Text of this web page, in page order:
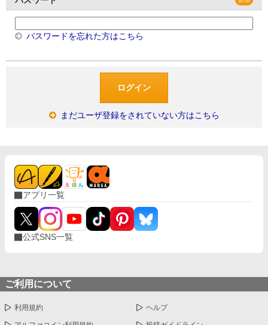
パスワードを忘れた方はこちら
まだユーザ登録をされていない方はこちら
アプリ一覧
公式SNS一覧
ご利用について
利用規約 ヘルプ